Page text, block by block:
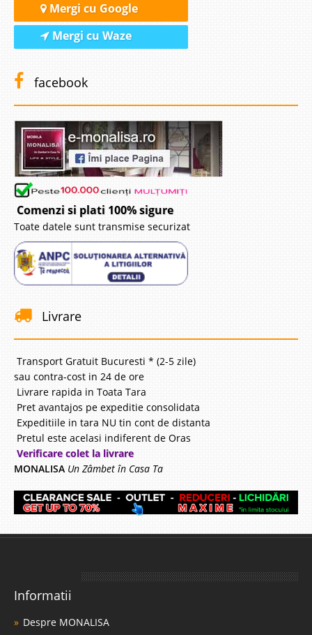
Mergi cu Google
Mergi cu Waze
facebook
Comenzi si plati 100% sigure
Toate datele sunt transmise securizat
Livrare
Transport Gratuit Bucuresti * (2-5 zile)
sau contra-cost in 24 de ore
Livrare rapida in Toata Tara
Pret avantajos pe expeditie consolidata
Expeditiile in tara NU tin cont de distanta
Pretul este acelasi indiferent de Oras
Verificare colet la livrare
MONALISA Un Zâmbet în Casa Ta
Informatii
Despre MONALISA